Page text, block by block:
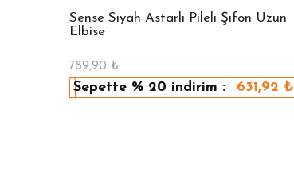
Sense Siyah Astarlı Pileli Şifon Uzun
Elbise
789,90 ₺
Sepette % 20 indirim : 631,92 ₺